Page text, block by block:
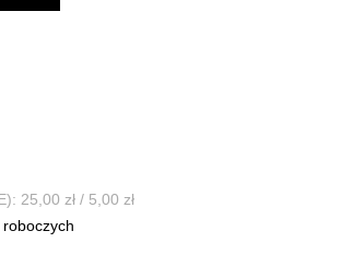
25,00 zł / 5,00 zł